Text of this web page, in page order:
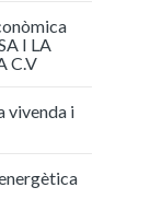
I LA
C.V
vivenda i